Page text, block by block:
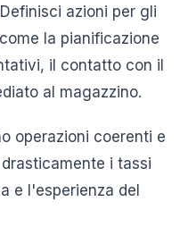
Definisci azioni per gli
la pianificazione
il contatto con il
al magazzino.
operazioni coerenti e
i tassi
e l'esperienza del